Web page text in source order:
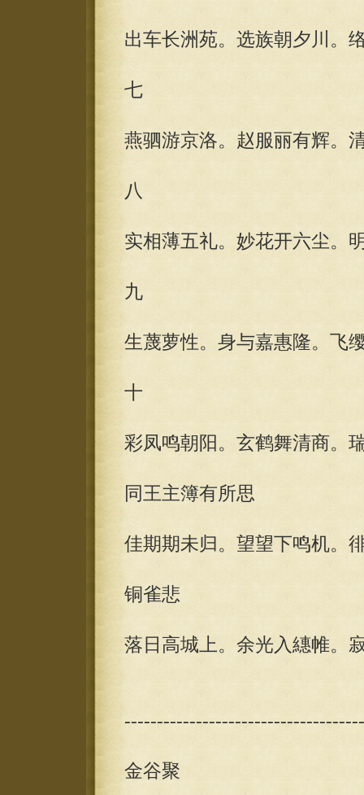
出车长洲苑。选族朝夕川。
七
燕驷游京洛。赵服丽有辉。
八
实相薄五礼。妙花开六尘。
九
生蔑萝性。身与嘉惠隆。飞
十
彩凤鸣朝阳。玄鹤舞清商。
同王主簿有所思
佳期期未归。望望下鸣机。
铜雀悲
落日高城上。余光入繐帷。
金谷聚